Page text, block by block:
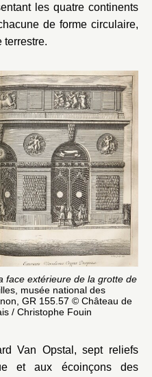
les quatre continents
de forme circulaire,
terrestre.
face extérieure de la grotte de
musée national des
GR 155.57 © Château de
/ Christophe Fouin
Van Opstal, sept reliefs
et aux écoinçons des